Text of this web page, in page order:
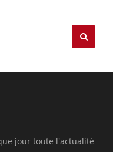
jour toute l'actualité